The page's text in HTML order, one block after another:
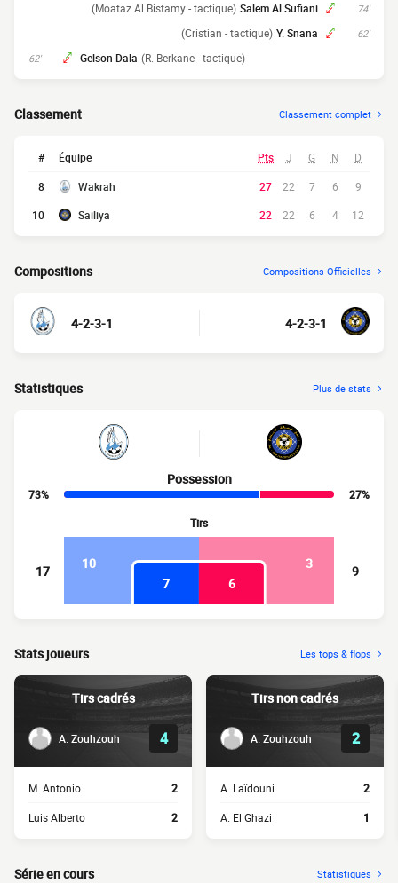
74'
Salem Al Sufiani
(Moataz Al Bistamy - tactique)
62'
Y. Snana
(Cristian - tactique)
62' Gelson Dala (R. Berkane - tactique)
Classement Classement complet
# Équipe Pts J G N D
8 Wakrah 27 22 7 6
9
10
Sailiya 22 22 6 4 12
Compositions Compositions Officielles
4-2-3-1 4-2-3-1
Statistiques Plus de stats
Possession
73%
27%
Tirs
17 10
3
7
6
9
Stats joueurs Les tops & flops
Tirs cadrés
A. Zouhzouh 4
M. Antonio 2
Luis Alberto 2
Tirs non cadrés
A. Zouhzouh 2
A. Laïdouni 2
A. El Ghazi 1
Série en cours Statistiques